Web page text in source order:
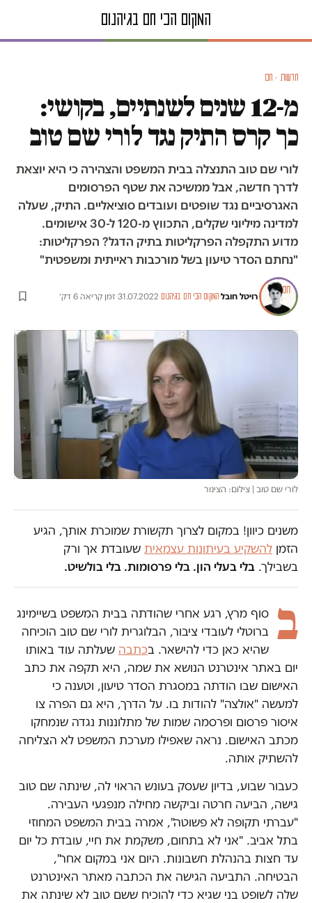
חדשות · חם
מ-12 שנים לשנתיים, בקושי:
כך קרס התיק נגד לורי שם טוב
לורי שם טוב התנצלה בבית המשפט והצהירה כי היא יוצאת
לדרך חדשה, אבל ממשיכה את שטף הפרסומים
האגרסיביים נגד שופטים ועובדים סוציאליים. התיק, שעלה
למדינה מיליוני שקלים, התכווץ מ-120 ל-30 אישומים.
מדוע התקפלה הפרקליטות בתיק הדגל? הפרקליטות:
"נחתם הסדר טיעון בשל מורכבות ראייתית ומשפטית"
רויטל חובל·המקום הכי חם בגיהנום·
31.07.2022
·זמן קריאה 6 דק׳
לורי שם טוב | צילום: הצינור
משנים כיוון! במקום לצרוך תקשורת שמוכרת אותך, הגיע
הזמן להשקיע בעיתונות עצמאית שעובדת אך ורק
בשבילך. בלי בעלי הון. בלי פרסומות. בלי בולשיט.
ב סוף מרץ, רגע אחרי שהודתה בבית המשפט בשיימינג
ברוטלי לעובדי ציבור, הבלוגרית לורי שם טוב הוכיחה
שהיא כאן כדי להישאר. בכתבה שעלתה עוד באותו
יום באתר אינטרנט הנושא את שמה, היא תקפה את כתב
האישום שבו הודתה במסגרת הסדר טיעון, וטענה כי
למעשה "אולצה" להודות בו. על הדרך, היא גם הפרה צו
איסור פרסום ופרסמה שמות של מתלוננות נגדה שנמחקו
מכתב האישום. נראה שאפילו מערכת המשפט לא הצליחה
להשתיק אותה.
כעבור שבוע, בדיון שעסק בעונש הראוי לה, שינתה שם טוב
גישה, הביעה חרטה וביקשה מחילה מנפגעי העבירה.
"עברתי תקופה לא פשוטה", אמרה בבית המשפט המחוזי
בתל אביב. "אני לא בתחום, משקמת את חיי, עובדת כל יום
עד חצות בהנהלת חשבונות. היום אני במקום אחר",
הבטיחה. התביעה הגישה את הכתבה מאתר האינטרנט
שלה לשופט בני שגיא כדי להוכיח ששם טוב לא שינתה את